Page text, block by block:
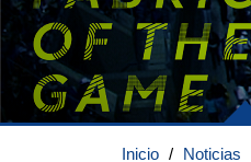
Inicio / Noticias